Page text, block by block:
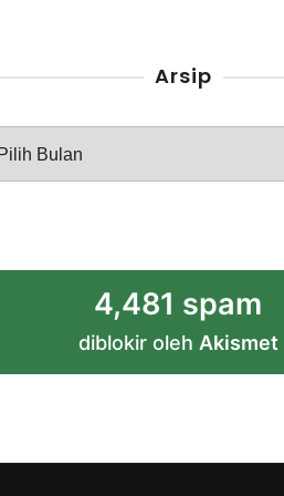
Arsip
4,481 spam
diblokir oleh Akismet